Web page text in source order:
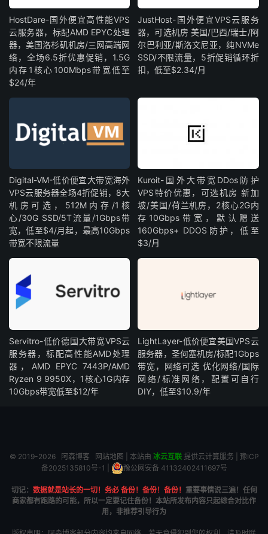
HostDare-国外便宜高性能VPS
云服务器，标配AMD EPYC处理
器，美国洛杉矶机房/三网高端网
络，全场6.5折优惠促销，1.5G
内存1核心100Mbps带宽低至
$24/年
JustHost-国外便宜VPS云服务
器，可选机房 美国/巴西/瑞士/阿
尔巴利亚/斯洛文尼亚，纯NVMe
SSD/不限流量，5折促销循环折
扣，低至$2.34/月
Digital-VM-低价便宜大带宽海外
VPS云服务器全场4折促销，8大
机房可选，512M内存/1核
心/30G SSD/5T流量/1Gbps带
宽，低至$4/月起，最高10Gbps
带宽不限流量
Kuroit-国外大带宽DDos防护
VPS特价优惠，可选机房 新加
坡/美国/荷兰机房，2核心2G内
存10Gbps带宽，默认赠送
160Gbps+ DDOS防护，低至
$3/月
Servitro-低价德国大带宽VPS云
服务器，标配高性能AMD处理
器，AMD EPYC 7443P/AMD
Ryzen 9 9950X，1核心1G内存
10Gbps带宽低至$12/年
LightLayer-低价便宜美国VPS云
服务器，圣何塞机房/标配1Gbps
带宽，网络可选 优化网络/国际
网络/标准网络，配置可自行
DIY，低至$10.9/年
© 2019-2026 阿森博客 网站地图 | 本站由 冰云互联提供云计算服务 | 豫ICP
备2025135810号-1
豫公网安备 41132402411697号
切记： 数据就是站长的一切！务必 备份！备份！备份！ 重要事情说三遍！任何
商家都有跑路的可能，所以一定要记住备份！本站所发布内容只起综合对比作
用，非推荐引导行为